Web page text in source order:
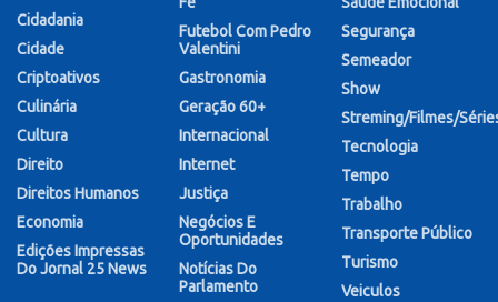
Cidadania
Cidade
Criptoativos
Culinária
Cultura
Direito
Direitos Humanos
Economia
Edições Impressas
Do Jornal 25 News
Futebol Com Pedro
Valentini
Gastronomia
Geração 60+
Internacional
Internet
Justiça
Negócios E
Oportunidades
Notícias Do
Parlamento
Segurança
Semeador
Show
Streming/Filmes/
Tecnologia
Tempo
Trabalho
Transporte Público
Turismo
Veiculos